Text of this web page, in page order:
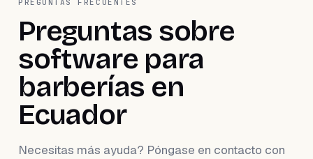
PREGUNTAS FRECUENTES
Preguntas sobre
software para
barberías en
Ecuador
Necesitas más ayuda? Póngase en contacto con